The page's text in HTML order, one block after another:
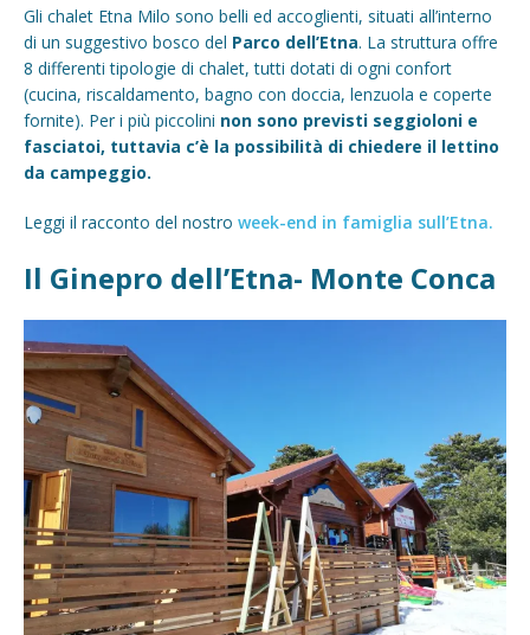
Gli chalet Etna Milo sono belli ed accoglienti, situati all’interno
di un suggestivo bosco del Parco dell’Etna. La struttura offre
8 differenti tipologie di chalet, tutti dotati di ogni confort
(cucina, riscaldamento, bagno con doccia, lenzuola e coperte
fornite). Per i più piccolini non sono previsti seggioloni e
fasciatoi, tuttavia c’è la possibilità di chiedere il lettino
da campeggio.
Leggi il racconto del nostro week-end in famiglia sull’Etna.
Il Ginepro dell’Etna- Monte Conca